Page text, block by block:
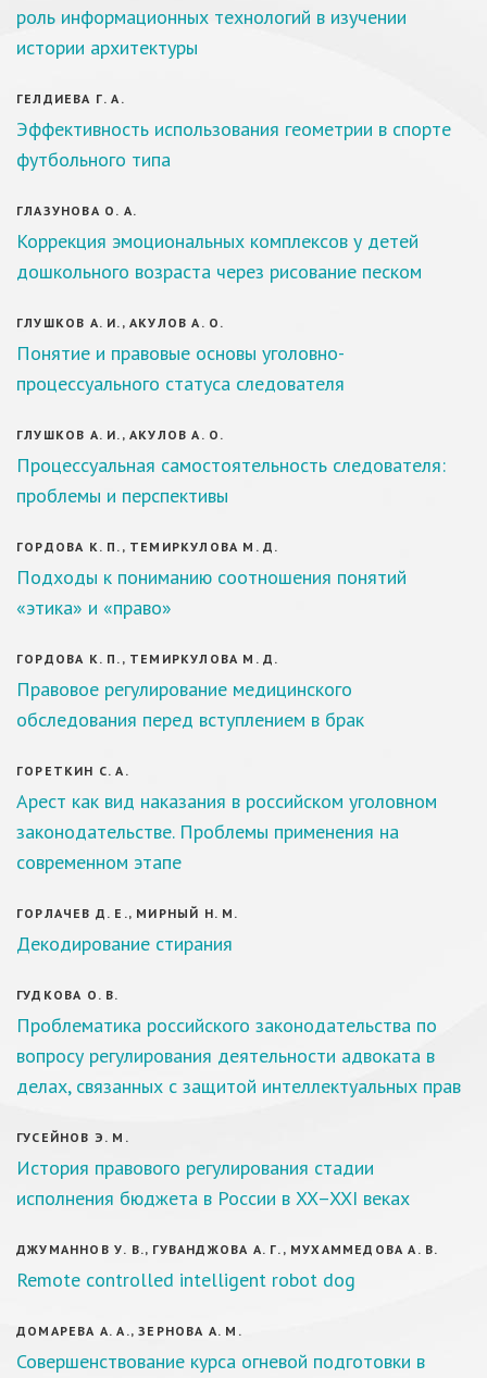
роль информационных технологий в изучении
истории архитектуры
ГЕЛДИЕВА Г. А.
Эффективность использования геометрии в спорте
футбольного типа
ГЛАЗУНОВА О. А.
Коррекция эмоциональных комплексов у детей
дошкольного возраста через рисование песком
ГЛУШКОВ А. И., АКУЛОВ А. О.
Понятие и правовые основы уголовно-
процессуального статуса следователя
ГЛУШКОВ А. И., АКУЛОВ А. О.
Процессуальная самостоятельность следователя:
проблемы и перспективы
ГОРДОВА К. П., ТЕМИРКУЛОВА М. Д.
Подходы к пониманию соотношения понятий
«этика» и «право»
ГОРДОВА К. П., ТЕМИРКУЛОВА М. Д.
Правовое регулирование медицинского
обследования перед вступлением в брак
ГОРЕТКИН С. А.
Арест как вид наказания в российском уголовном
законодательстве. Проблемы применения на
современном этапе
ГОРЛАЧЕВ Д. Е., МИРНЫЙ Н. М.
Декодирование стирания
ГУДКОВА О. В.
Проблематика российского законодательства по
вопросу регулирования деятельности адвоката в
делах, связанных с защитой интеллектуальных прав
ГУСЕЙНОВ Э. М.
История правового регулирования стадии
исполнения бюджета в России в XX–XXI веках
ДЖУМАННОВ У. В., ГУВАНДЖОВА А. Г., МУХАММЕДОВА А. В.
Remote controlled intelligent robot dog
ДОМАРЕВА А. А., ЗЕРНОВА А. М.
Совершенствование курса огневой подготовки в